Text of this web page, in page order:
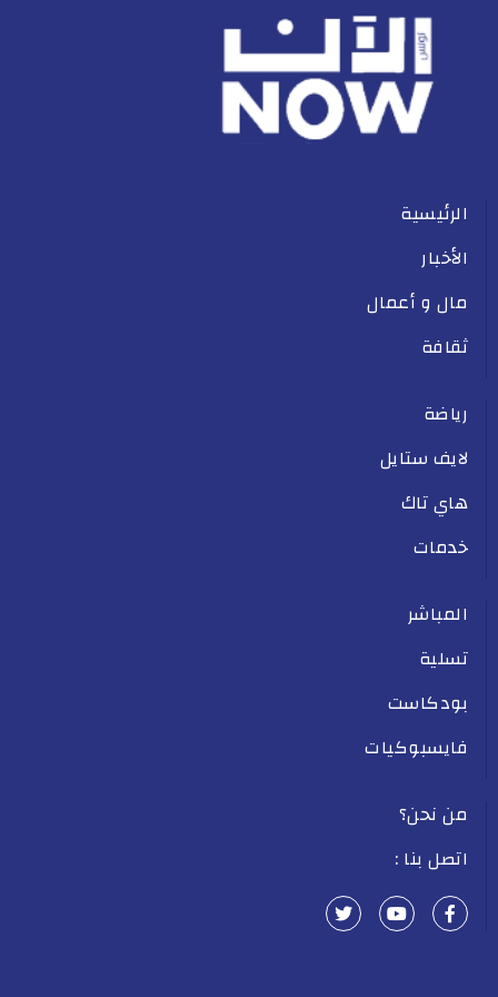
الرئيسية
الأخبار
مال و أعمال
ثقافة
رياضة
لايف ستايل
هاي تاك
خدمات
المباشر
تسلية
بودكاست
فايسبوكيات
من نحن؟
اتصل بنا :